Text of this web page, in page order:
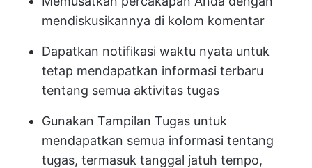
mendiskusikannya di kolom komentar
Dapatkan notifikasi waktu nyata untuk
tetap mendapatkan informasi terbaru
tentang semua aktivitas tugas
Gunakan Tampilan Tugas untuk
mendapatkan semua informasi tentang
tugas, termasuk tanggal jatuh tempo,